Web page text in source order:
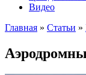
Видео
Главная » Статьи »